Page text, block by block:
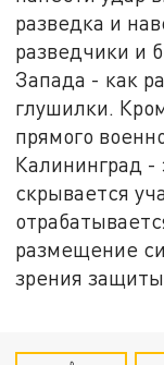
разведка и
разведчики и
Запада - как
глушилки.
прямого
Калининград -
скрывается
размещение
зрения